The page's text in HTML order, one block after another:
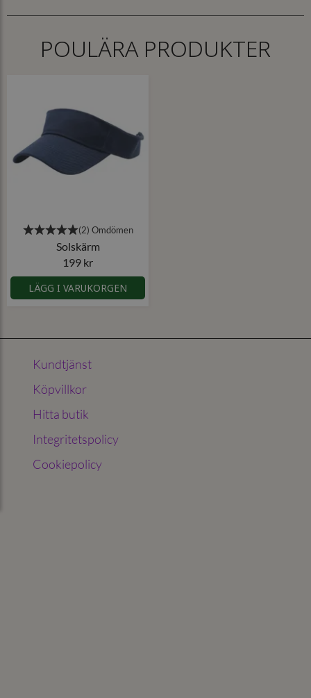
POULÄRA PRODUKTER
Solskärm
199 kr
LÄGG I VARUKORGEN
Kundtjänst
Köpvillkor
Hitta butik
Integritetspolicy
Cookiepolicy